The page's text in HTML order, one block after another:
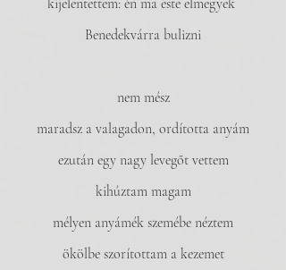
kijelentettem: én ma este elmegyek
Benedekvárra bulizni
nem mész
maradsz a valagadon, ordította anyám
ezután egy nagy levegőt vettem
kihúztam magam
mélyen anyámék szemébe néztem
ökölbe szorítottam a kezemet